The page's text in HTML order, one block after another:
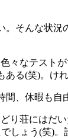
そんな状
々なテス
ある(笑)。け
、休暇も自
り荘にはだ
しょう (笑)。